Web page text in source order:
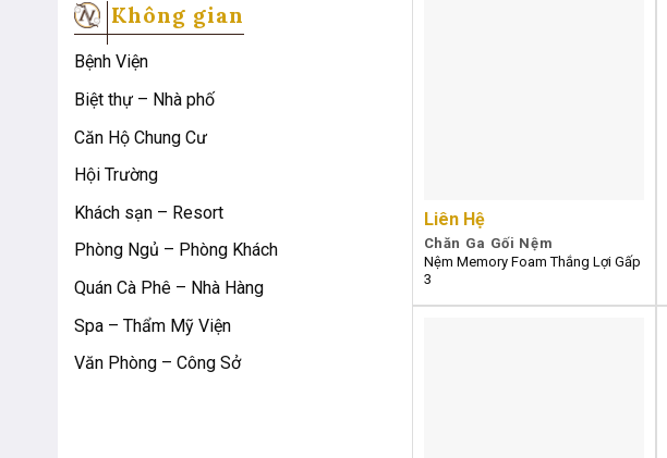
Không gian
Bệnh Viện
Biệt thự – Nhà phố
Căn Hộ Chung Cư
Hội Trường
Khách sạn – Resort
Phòng Ngủ – Phòng Khách
Quán Cà Phê – Nhà Hàng
Spa – Thẩm Mỹ Viện
Văn Phòng – Công Sở
Chăn Ga Gối Nệm
Nệm Memory Foam Thắng Lợi Gấp
3
Liên Hệ